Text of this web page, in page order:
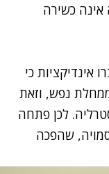
כשירה
אינדיקציות כי
נפש, וזאת
לכן פתחה
שהפכה